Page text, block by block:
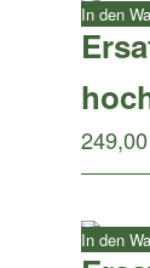
249,00
In den
In den